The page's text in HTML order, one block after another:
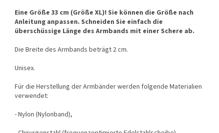
Eine Größe 33 cm (Größe XL)! Sie können die Größe nach
Anleitung anpassen. Schneiden Sie einfach die
überschüssige Länge des Armbands mit einer Schere ab.
Die Breite des Armbands beträgt 2 cm.
Unisex.
Für die Herstellung der Armbänder werden folgende Materialien
verwendet:
- Nylon (Nylonband),